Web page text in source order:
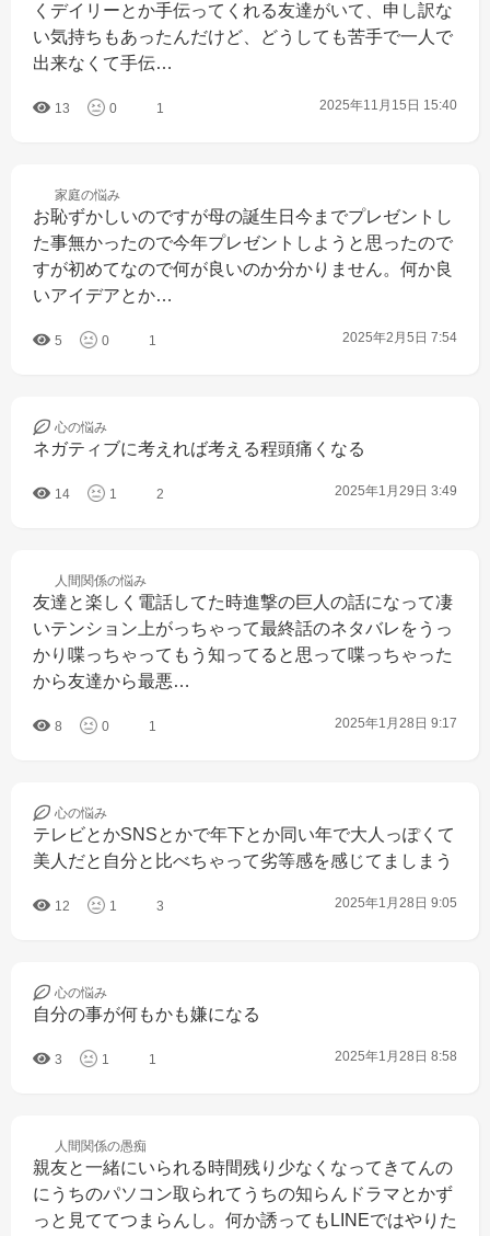
くデイリーとか手伝ってくれる友達がいて、申し訳な
い気持ちもあったんだけど、どうしても苦手で一人で
出来なくて手伝…
13 0 1 2025年11月15日 15:40
家庭の悩み
お恥ずかしいのですが母の誕生日今までプレゼントし
た事無かったので今年プレゼントしようと思ったので
すが初めてなので何が良いのか分かりません。何か良
いアイデアとか…
5 0 1 2025年2月5日 7:54
心の悩み
ネガティブに考えれば考える程頭痛くなる
14 1 2 2025年1月29日 3:49
人間関係の悩み
友達と楽しく電話してた時進撃の巨人の話になって凄
いテンション上がっちゃって最終話のネタバレをうっ
かり喋っちゃってもう知ってると思って喋っちゃった
から友達から最悪…
8 0 1 2025年1月28日 9:17
心の悩み
テレビとかSNSとかで年下とか同い年で大人っぽくて
美人だと自分と比べちゃって劣等感を感じてましまう
12 1 3 2025年1月28日 9:05
心の悩み
自分の事が何もかも嫌になる
3 1 1 2025年1月28日 8:58
人間関係の愚痴
親友と一緒にいられる時間残り少なくなってきてんの
にうちのパソコン取られてうちの知らんドラマとかず
っと見ててつまらんし。何か誘ってもLINEではやりた